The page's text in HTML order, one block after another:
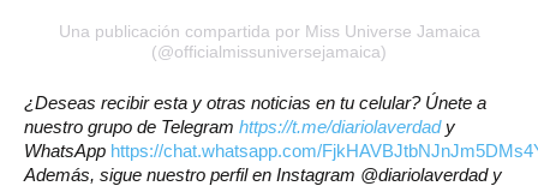
Una publicación compartida por Miss Universe Jamaica
(@officialmissuniversejamaica)
¿Deseas recibir esta y otras noticias en tu celular? Únete a
nuestro grupo de Telegram https://t.me/diariolaverdady
WhatsApp https://chat.whatsapp.com/
Además, sigue nuestro perfil en Instagram @diariolaverdad y